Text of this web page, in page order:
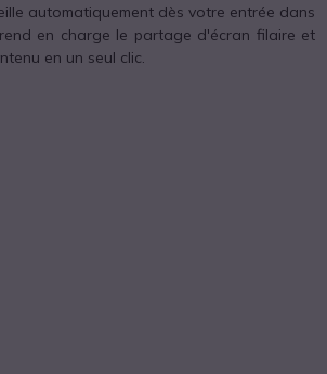
automatiquement dès votre entrée dans
en charge le partage d'écran filaire et
en un seul clic.